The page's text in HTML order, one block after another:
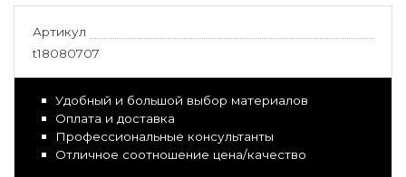
Артикул
t18080707
Удобный и большой выбор материалов
Оплата и доставка
Профессиональные консультанты
Отличное соотношение цена/качество